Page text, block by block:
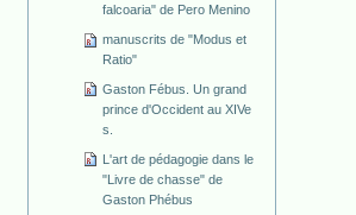
falcoaria" de Pero Menino
manuscrits de "Modus et
Ratio"
Gaston Fébus. Un grand
prince d'Occident au XIVe
s.
L'art de pédagogie dans le
"Livre de chasse" de
Gaston Phébus